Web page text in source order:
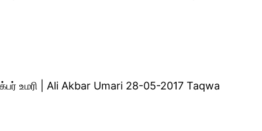
உமரி | Ali Akbar Umari 28-05-2017 Taqwa